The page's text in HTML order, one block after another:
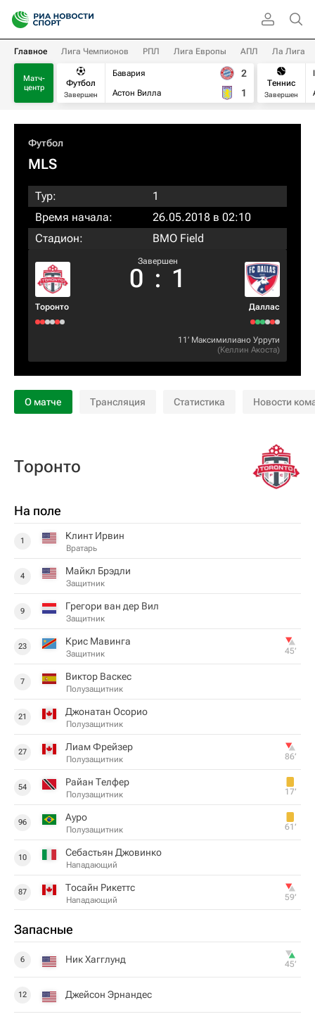
Главное Лига Чемпионов РПЛ Лига Европы АПЛ Ла Лига
Матч-
центр
Футбол
Завершен
Бавария
Астон Вилла
2
1
Теннис
Завершен
Футбол
MLS
Тур:
1
Время начала:
26.05.2018 в 02:10
Стадион:
BMO Field
Торонто
Завершен
0 : 1
Даллас
11‎’‎ Максимилиано Уррути
(Келлин Акоста)
О матче Трансляция Статистика Новости
Торонто
На поле
1 Клинт Ирвин
Вратарь
4 Майкл Брэдли
Защитник
9 Грегори ван дер Вил
Защитник
23 Крис Мавинга
Защитник 45‎’‎
7 Виктор Васкес
Полузащитник
21 Джонатан Осорио
Полузащитник
27 Лиам Фрейзер
Полузащитник 86‎’‎
54 Райан Телфер
Полузащитник 17‎’‎
96 Ауро
Полузащитник 61‎’‎
10 Себастьян Джовинко
Нападающий
87 Тосайн Рикеттс
Нападающий 59‎’‎
Запасные
6 Ник Хагглунд 45‎’‎
12 Джейсон Эрнандес